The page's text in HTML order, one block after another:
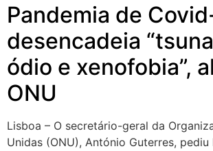
Pandemia de
desencadeia
ódio e xenofobia”,
ONU
Lisboa – O secretário-geral da
Unidas (ONU), António Guterres,